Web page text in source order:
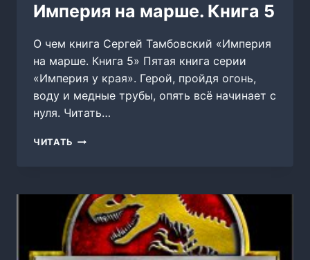
Империя на марше. Книга 5
О чем книга Сергей Тамбовский «Империя
на марше. Книга 5» Пятая книга серии
«Империя у края». Герой, пройдя огонь,
воду и медные трубы, опять всё начинает с
нуля. Читать…
ЧИТАТЬ ИМПЕРИЯ
5